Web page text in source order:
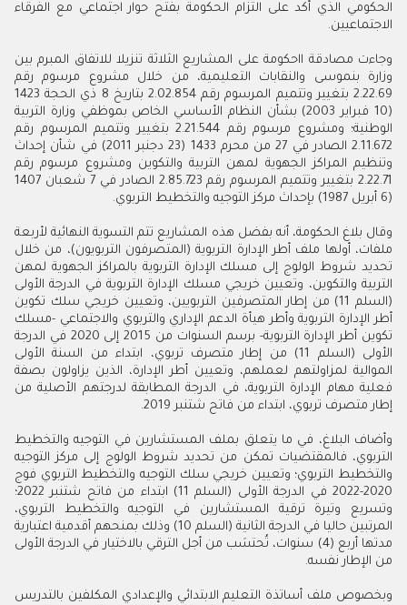
الحكومي الذي أكد على التزام الحكومة بفتح حوار اجتماعي مع الفرقاء
الاجتماعيين.
وجاءت مصادقة ااحكومة على المشاريع الثلاثة تنزيلا للاتفاق المبرم بين
وزارة بنموسى والنقابات التعليمية، من خلال مشروع مرسوم رقم
2.22.69 بتغيير وتتميم المرسوم رقم 2.02.854 بتاريخ 8 ذي الحجة 1423
(10 فبراير 2003) بشأن النظام الأساسي الخاص بموظفي وزارة التربية
الوطنية؛ ومشروع مرسوم رقم 2.21.544 بتغيير وتتميم المرسوم رقم
2.11.672 الصادر في 27 من محرم 1433 (23 دجنبر 2011) في شأن إحداث
وتنظيم المراكز الجهوية لمهن التربية والتكوين ومشروع مرسوم رقم
2.22.71 بتغيير وتتميم المرسوم رقم 2.85.723 الصادر في 7 شعبان 1407
(6 أبريل 1987) بإحداث مركز التوجيه والتخطيط التربوي.
وقال بلاغ الحكومة، أنه بفضل هذه المشاريع تتم التسوية النهائية لأربعة
ملفات، أولها ملف أطر الإدارة التربوية (المتصرفون التربويون)، من خلال
تحديد شروط الولوج إلى مسلك الإدارة التربوية بالمراكز الجهوية لمهن
التربية والتكوين، وتعيين خريجي مسلك الإدارة التربوية في الدرجة الأولى
(السلم 11) من إطار المتصرفين التربويين، وتعيين خريجي سلك تكوين
أطر الإدارة التربوية وأطر هيأة الدعم الإداري والتربوي والاجتماعي -مسلك
تكوين أطر الإدارة التربوية- برسم السنوات من 2015 إلى 2020 في الدرجة
الأولى (السلم 11) من إطار متصرف تربوي، ابتداء من السنة الأولى
الموالية لمزاولتهم لعملهم، وتعيين أطر الإدارة، الذين يزاولون بصفة
فعلية مهام الإدارة التربوية، في الدرجة المطابقة لدرجتهم الأصلية من
إطار متصرف تربوي، ابتداء من فاتح شتنبر 2019.
وأضاف البلاغ، في ما يتعلق بملف المستشارين في التوجيه والتخطيط
التربوي، فالمقتضيات تمكن من تحديد شروط الولوج إلى مركز التوجيه
والتخطيط التربوي؛ وتعيين خريجي سلك التوجيه والتخطيط التربوي فوج
2020-2022 في الدرجة الأولى (السلم 11) ابتداء من فاتح شتنبر 2022؛
وتسريع وتيرة ترقية المستشارين في التوجيه والتخطيط التربوي،
المرتبين حاليا في الدرجة الثانية (السلم 10) وذلك بمنحهم أقدمية اعتبارية
مدتها أربع (4) سنوات، تُحتسَب من أجل الترقي بالاختيار في الدرجة الأولى
من الإطار نفسه.
وبخصوص ملف أساتذة التعليم الابتدائي والإعدادي المكلفين بالتدريس